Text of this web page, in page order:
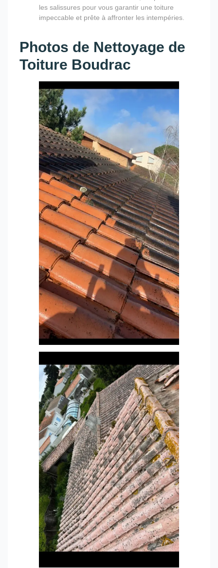
les salissures pour vous garantir une toiture
impeccable et prête à affronter les intempéries.
Photos de Nettoyage de
Toiture Boudrac